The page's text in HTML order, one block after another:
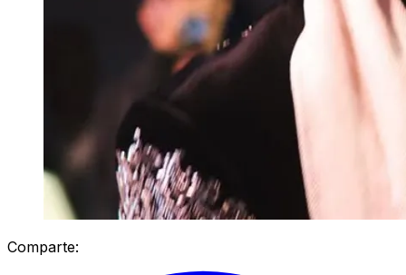
Comparte: